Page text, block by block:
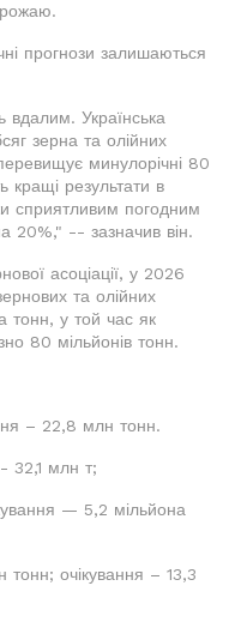
прогнози залишаються
Українська
зерна та олійних
минулорічні 80
кращі результати в
сприятливим погодним
20%," -- зазначив він.
асоціації, у 2026
та олійних
тонн, у той час як
80 мільйонів тонн.
– 22,8 млн тонн.
32,1 млн т;
— 5,2 мільйона
очікування – 13,3